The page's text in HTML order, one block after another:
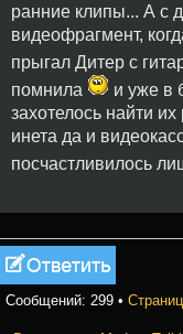
ранние клипы... А с
видеофрагмент,
прыгал Дитер с
помнила
и уже в
захотелось найти
инета да и
посчастливилось
Ответить
Сообщений: 299 •